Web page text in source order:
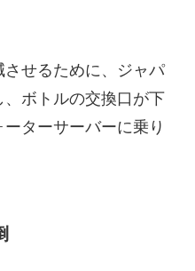
せるために、ジャパ
ボトルの交換口が下
ターサーバーに乗り